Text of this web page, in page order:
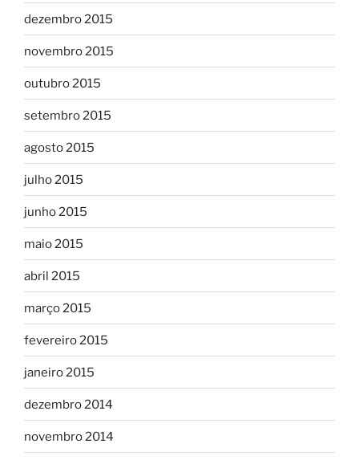
dezembro 2015
novembro 2015
outubro 2015
setembro 2015
agosto 2015
julho 2015
junho 2015
maio 2015
abril 2015
março 2015
fevereiro 2015
janeiro 2015
dezembro 2014
novembro 2014